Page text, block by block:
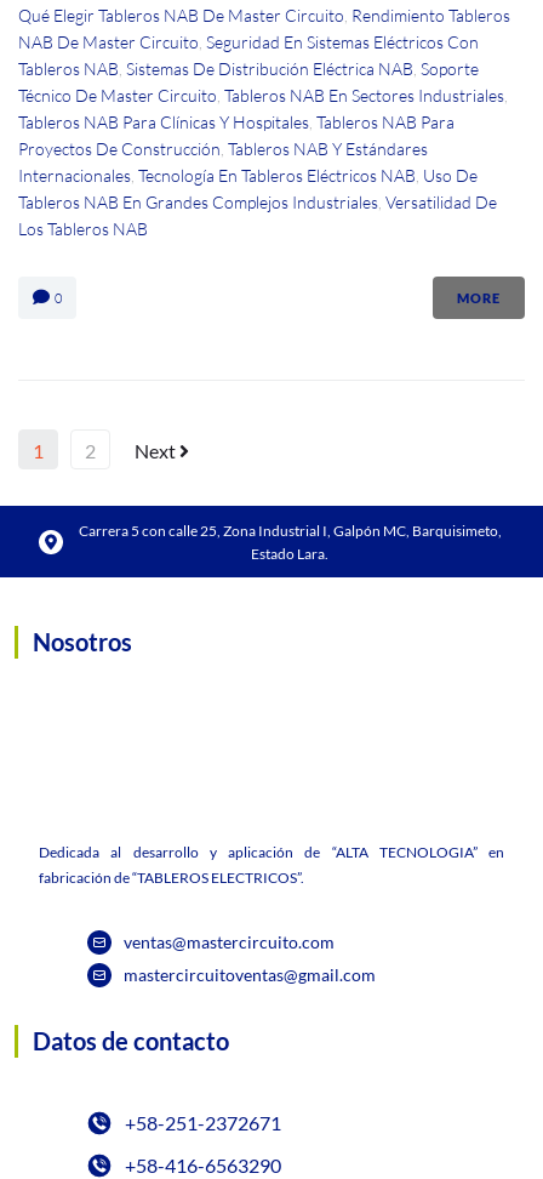
Qué Elegir Tableros NAB De Master Circuito Rendimiento Tableros
NAB De Master Circuito Seguridad En Sistemas Eléctricos Con
Tableros NAB Sistemas De Distribución Eléctrica NAB Soporte
Técnico De Master Circuito Tableros NAB En Sectores Industriales
Tableros NAB Para Clínicas Y Hospitales Tableros NAB Para
Proyectos De Construcción Tableros NAB Y Estándares
Internacionales Tecnología En Tableros Eléctricos NAB Uso De
Tableros NAB En Grandes Complejos Industriales Versatilidad De
Los Tableros NAB
0 MORE
1 2 Next
Carrera 5 con calle 25, Zona Industrial I, Galpón MC, Barquisimeto,
Estado Lara.
Nosotros
Dedicada al desarrollo y aplicación de “ALTA TECNOLOGIA” en
fabricación de “TABLEROS ELECTRICOS”.
ventas@mastercircuito.com
mastercircuitoventas@gmail.com
Datos de contacto
+58-251-2372671
+58-416-6563290